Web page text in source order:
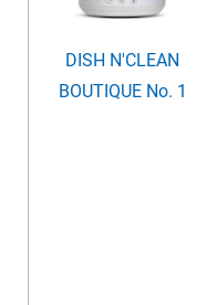
DISH N'CLEAN
BOUTIQUE No. 1